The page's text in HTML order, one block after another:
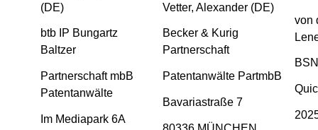
(DE)
btb IP Bungartz
Baltzer
Partnerschaft mbB
Patentanwälte
Im Mediapark 6A
Vetter, Alexander (DE)
Becker & Kurig
Partnerschaft
Patentanwälte PartmbB
Bavariastraße 7
von